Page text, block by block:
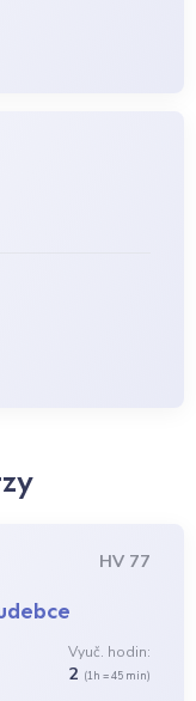
HV 77
Vyuč. hodin:
2 (1h = 45 min)